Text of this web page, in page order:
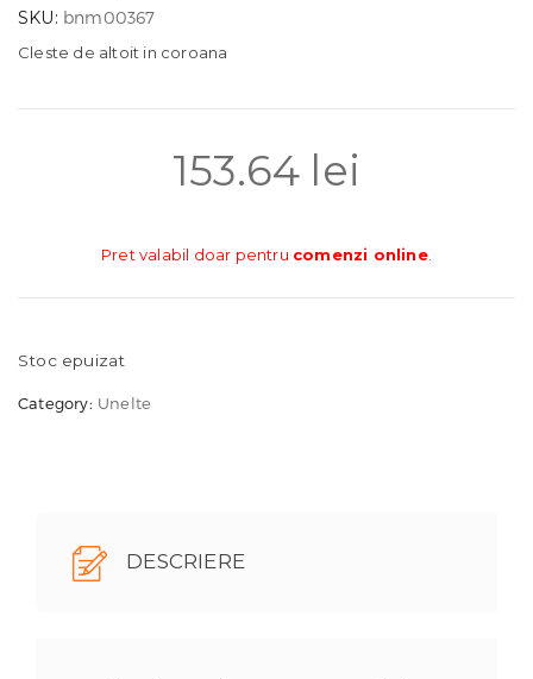
SKU: bnm00367
Cleste de altoit in coroana
153.64 lei
Pret valabil doar pentru comenzi online.
Stoc epuizat
Category: Unelte
DESCRIERE